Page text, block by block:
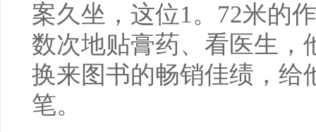
案久坐，这位1。72米的
数次地贴膏药、看医生，
换来图书的畅销佳绩，给
笔。